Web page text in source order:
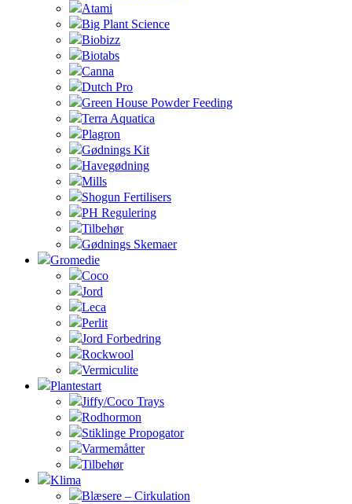
Atami
Big Plant Science
Biobizz
Biotabs
Canna
Dutch Pro
Green House Powder Feeding
Terra Aquatica
Plagron
Gødnings Kit
Havegødning
Mills
Shogun Fertilisers
PH Regulering
Tilbehør
Gødnings Skemaer
Gromedie
Coco
Jord
Leca
Perlit
Jord Forbedring
Rockwool
Vermiculite
Plantestart
Jiffy/Coco Trays
Rodhormon
Stiklinge Propogator
Varmemåtter
Tilbehør
Klima
Blæsere – Cirkulation